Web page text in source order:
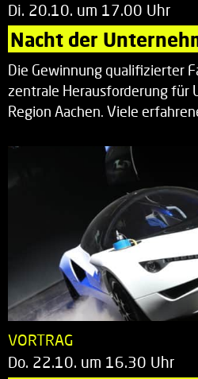
Di. 20.10. um 17.00 Uhr
Nacht der
Die Gewinnung qualifizierter
zentrale Herausforderung für
Region Aachen. Viele
VORTRAG
Do. 22.10. um 16.30 Uhr